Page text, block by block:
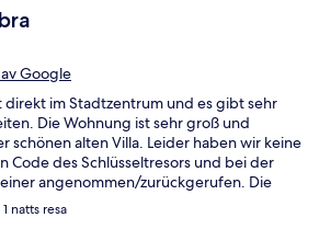
Google
im Stadtzentrum und es gibt sehr
Die Wohnung ist sehr groß und
schönen alten Villa. Leider haben wir keine
Code des Schlüsseltresors und bei der
angenommen/zurückgerufen. Die
"liebevoll" gepflegt/ausgestattet und
natts resa